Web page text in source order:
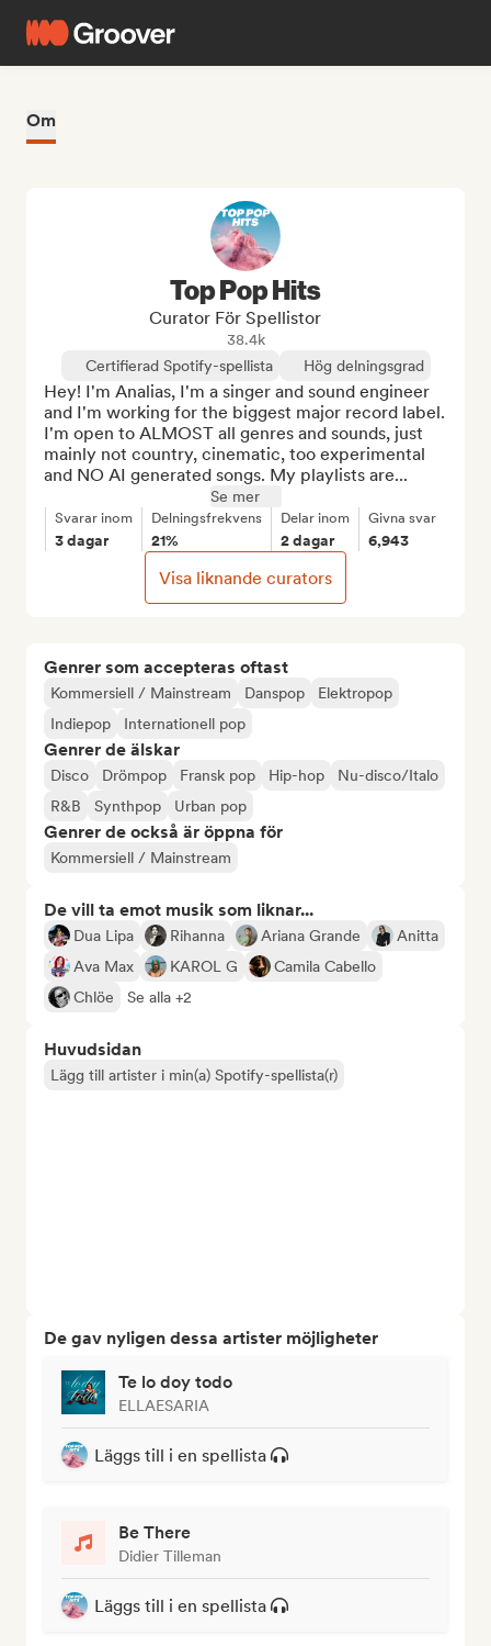
Om
Genrer som accepteras oftast
Kommersiell / Mainstream Danspop
Elektropop
Indiepop
Internationell pop
Genrer de älskar
Disco Drömpop Fransk pop Hip-hop
Nu-disco/Italo
R&B
Synthpop Urban pop
Genrer de också är öppna för
Kommersiell / Mainstream
De vill ta emot musik som liknar...
Dua Lipa Rihanna Ariana Grande
Anitta
Ava Max
KAROL G
Camila Cabello
Chlöe
Se alla +2
Huvudsidan
Lägg till artister i min(a) Spotify-spellista(r)
De gav nyligen dessa artister möjligheter
Te lo doy todo
ELLAESARIA
Läggs till i en spellista
Be There
Didier Tilleman
Läggs till i en spellista
Top Pop Hits
Curator För Spellistor
38.4k
Certifierad Spotify-spellista
Hög delningsgrad
Hey! I'm Analias, I'm a singer and sound engineer
and I'm working for the biggest major record label.
I'm open to ALMOST all genres and sounds, just
mainly not country, cinematic, too experimental
and NO AI generated songs. My playlists are...
Se mer
Svarar inom
3 dagar
Delningsfrekvens
21%
Delar inom
2 dagar
Givna svar
6,943
Visa liknande curators